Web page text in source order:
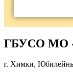
ГБУСО МО
г. Химки,